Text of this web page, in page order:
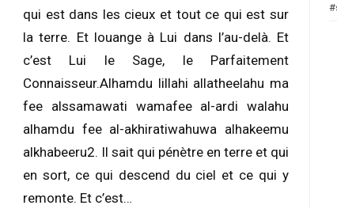
qui est dans les cieux et tout ce qui est sur
la terre. Et louange à Lui dans l’au-delà. Et
c’est Lui le Sage, le Parfaitement
Connaisseur.Alhamdu lillahi allatheelahu ma
fee alssamawati wamafee al-ardi walahu
alhamdu fee al-akhiratiwahuwa alhakeemu
alkhabeeru2. Il sait qui pénètre en terre et qui
en sort, ce qui descend du ciel et ce qui y
remonte. Et c’est…